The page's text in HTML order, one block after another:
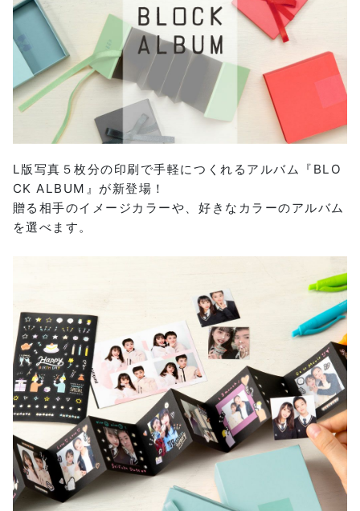
L版写真５枚分の印刷で手軽につくれるアルバム『BLO
CK ALBUM』が新登場！
贈る相手のイメージカラーや、好きなカラーのアルバム
を選べます。